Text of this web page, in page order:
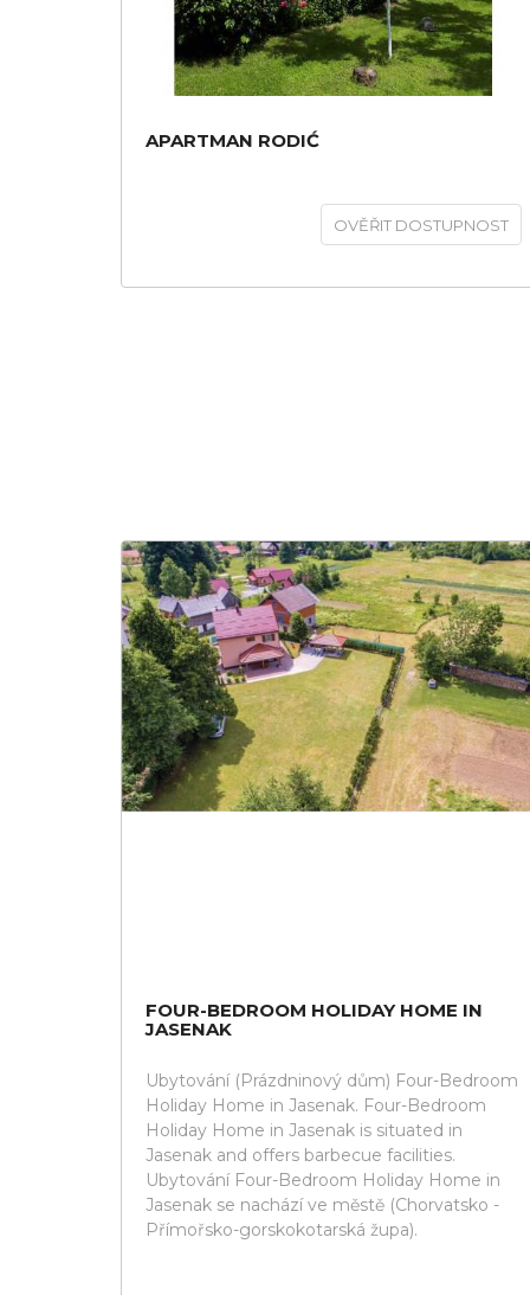
APARTMAN RODIĆ
OVĚŘIT DOSTUPNOST
FOUR-BEDROOM HOLIDAY HOME IN
JASENAK
Ubytování (Prázdninový dům) Four-Bedroom
Holiday Home in Jasenak. Four-Bedroom
Holiday Home in Jasenak is situated in
Jasenak and offers barbecue facilities.
Ubytování Four-Bedroom Holiday Home in
Jasenak se nachází ve městě (Chorvatsko -
Přímořsko-gorskokotarská župa).